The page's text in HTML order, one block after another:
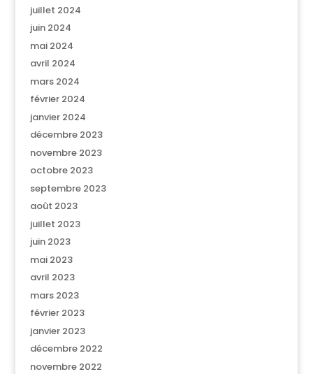
juillet 2024
juin 2024
mai 2024
avril 2024
mars 2024
février 2024
janvier 2024
décembre 2023
novembre 2023
octobre 2023
septembre 2023
août 2023
juillet 2023
juin 2023
mai 2023
avril 2023
mars 2023
février 2023
janvier 2023
décembre 2022
novembre 2022